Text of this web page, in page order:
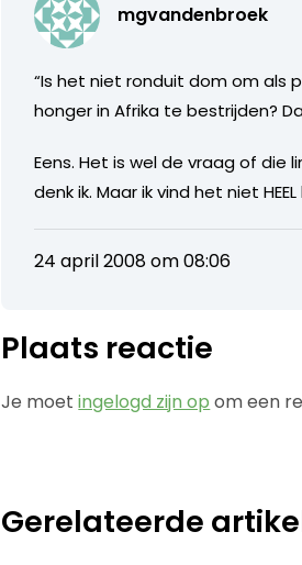
mgvandenbroek
“Is het niet ronduit dom om als
honger in Afrika te bestrijden?
Eens. Het is wel de vraag of
denk ik. Maar ik vind het niet
24 april 2008 om 08:06
Plaats reactie
Je moetingelogd zijn op om een
Gerelateerde